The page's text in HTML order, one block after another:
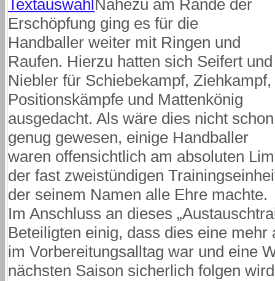
TextauswahlNahezu am Rande der
Erschöpfung ging es für die
Handballer weiter mit Ringen und
Raufen. Hierzu hatten sich Seifert und
Niebler für Schiebekampf, Ziehkampf,
Positionskämpfe und Mattenkönig
ausgedacht. Als wäre dies nicht schon
genug gewesen, einige Handballer
waren offensichtlich am absoluten
der fast zweistündigen
der seinem Namen alle Ehre machte.
Im Anschluss an dieses
Beteiligten einig, dass dies eine
im Vorbereitungsalltag war und eine
nächsten Saison sicherlich folgen